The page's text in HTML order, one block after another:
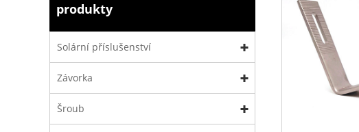
produkty
Solární příslušenství
Závorka
Šroub